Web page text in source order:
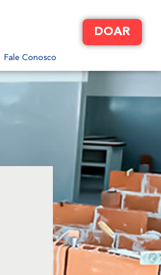
DOAR
Fale Conosco